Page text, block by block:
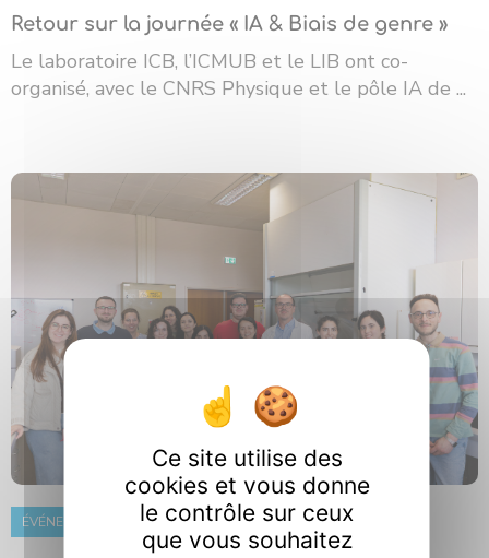
Retour sur la journée « IA & Biais de genre »
Le laboratoire ICB, l’ICMUB et le LIB ont co-
organisé, avec le CNRS Physique et le pôle IA de ...
ÉVÉNEMENT 8 juin 2026
Ce site utilise des
cookies et vous donne
le contrôle sur ceux
que vous souhaitez